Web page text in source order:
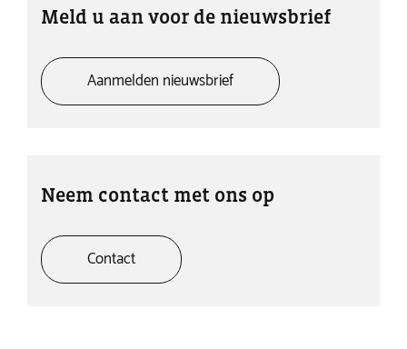
Meld u aan voor de nieuwsbrief
Aanmelden nieuwsbrief
Neem contact met ons op
Contact